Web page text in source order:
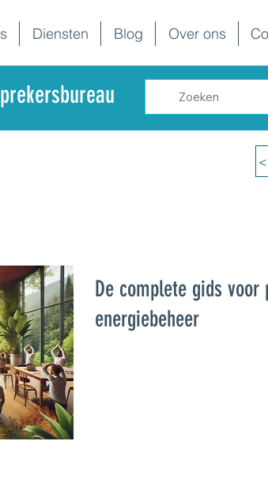
Diensten Blog Over ons
De complete gids voor
energiebeheer